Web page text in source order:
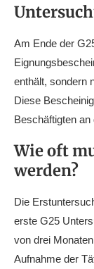
Am Ende der
enthält, sondern
Diese
Beschäftigten an
Wie oft
werden?
Die
erste G25
von drei
Aufnahme der